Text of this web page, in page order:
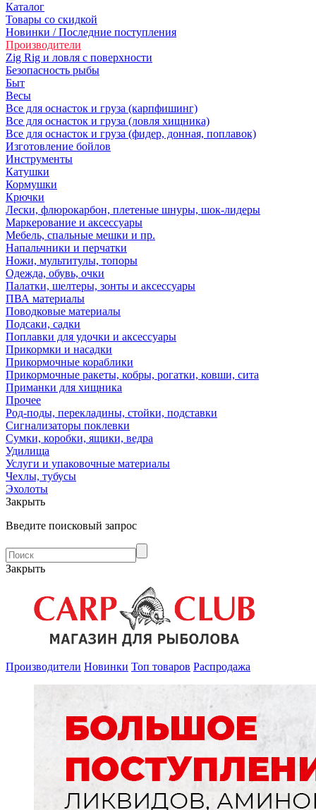
Каталог
Товары со скидкой
Новинки / Последние поступления
Производители
Zig Rig и ловля с поверхности
Безoпасность рыбы
Быт
Весы
Все для оснасток и груза (карпфишинг)
Все для оснасток и груза (ловля хищника)
Все для оснасток и груза (фидер, донная, поплавок)
Изготовление бойлов
Инструменты
Катушки
Кормушки
Крючки
Лески, флюрокарбон, плетеные шнуры, шок-лидеры
Маркерование и аксессуары
Мебель, спальные мешки и пр.
Напальчники и перчатки
Ножи, мультитулы, топоры
Одежда, обувь, очки
Палатки, шелтеры, зонты и аксессуары
ПВА материалы
Поводковые материалы
Подсаки, садки
Поплавки для удочки и аксессуары
Прикормки и насадки
Прикормочные кораблики
Прикормочные ракеты, кобры, рогатки, ковши, сита
Приманки для хищника
Прочее
Род-поды, перекладины, стойки, подставки
Сигнализаторы поклевки
Сумки, коробки, ящики, ведра
Удилища
Услуги и упаковочные материалы
Чехлы, тубусы
Эхолоты
Закрыть
Введите поисковый запрос
Закрыть
Производители Новинки Топ товаров Распродажа